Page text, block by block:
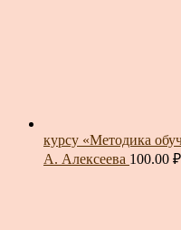
курсу «Методика
А. Алексеева 100.00 ₽